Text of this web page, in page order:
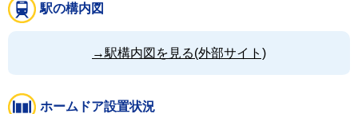
駅の構内図
→駅構内図を見る(外部サイト)
ホームドア設置状況